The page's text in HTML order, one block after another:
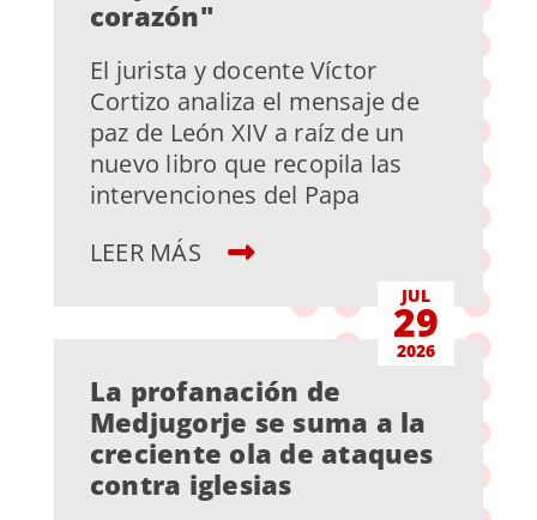
corazón"
El jurista y docente Víctor
Cortizo analiza el mensaje de
paz de León XIV a raíz de un
nuevo libro que recopila las
intervenciones del Papa
LEER MÁS
JUL
29
2026
La profanación de
Medjugorje se suma a la
creciente ola de ataques
contra iglesias